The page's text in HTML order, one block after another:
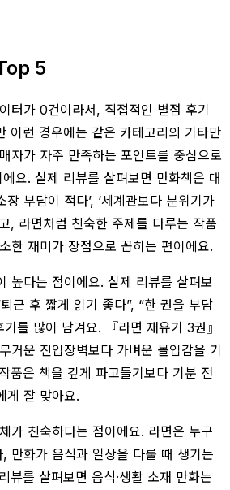
5
터가 0건이라서, 직접적인 별점 후기
이런 경우에는 같은 카테고리의 기타만
자가 자주 만족하는 포인트를 중심으로
요. 실제 리뷰를 살펴보면 만화책은 대
장 부담이 적다’, ‘세계관보다 분위기가
, 라면처럼 친숙한 주제를 다루는 작품
한 재미가 장점으로 꼽히는 편이에요.
높다는 점이에요. 실제 리뷰를 살펴보
근 후 짧게 읽기 좋다”, “한 권을 부담
를 많이 남겨요. 『라면 재유기 3권』
거운 진입장벽보다 가벼운 몰입감을 기
품은 책을 깊게 파고들기보다 기분 전
게 잘 맞아요.
가 친숙하다는 점이에요. 라면은 누구
만화가 음식과 일상을 다룰 때 생기는
뷰를 살펴보면 음식·생활 소재 만화는